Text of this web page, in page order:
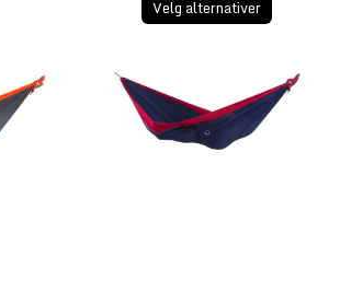
Velg alternativer
HengekøyeTicket To The Moon Enkel